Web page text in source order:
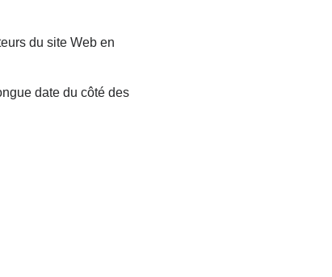
du site Web en
date du côté des